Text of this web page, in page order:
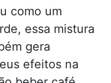
como um
essa mistura
gera
efeitos na